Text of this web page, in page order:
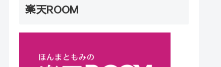
楽天ROOM